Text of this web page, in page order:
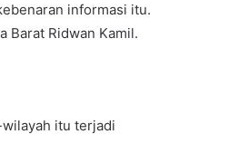
informasi itu.
Barat Ridwan Kamil.
itu terjadi